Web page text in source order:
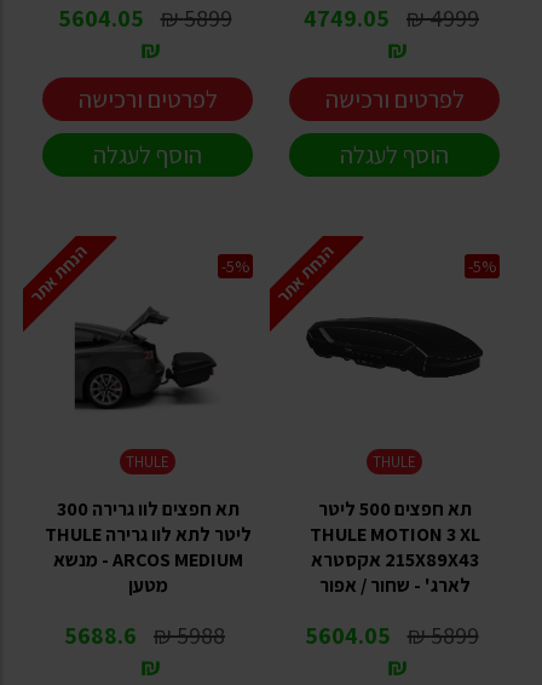
4999 ₪
4749.05
₪
לפרטים ורכישה
הוסף לעגלה
5899 ₪
5604.05
₪
לפרטים ורכישה
הוסף לעגלה
הנחת אתר
THULE
תא חפצים 500 ליטר
THULE MOTION 3 XL
215X89X43 אקסטרא
לארג' - שחור / אפור
5899 ₪
5604.05
₪
-5% הנחת אתר
THULE
תא חפצים לוו גרירה 300
ליטר לתא לוו גרירה THULE
ARCOS MEDIUM - מנשא
מטען
5988 ₪
5688.6
₪
-5%